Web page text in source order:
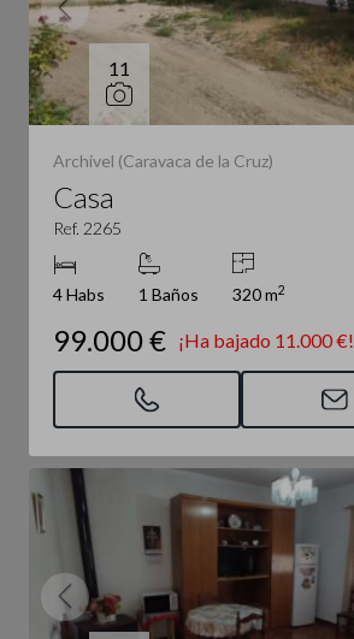
11
Archivel (Caravaca de la Cruz)
Casa
Ref. 2265
4 Habs 1 Baños 320 m2
99.000 € ¡Ha bajado 11.000 €!